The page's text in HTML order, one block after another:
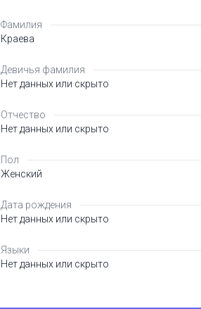
Фамилия
Краева
Девичья фамилия
Нет данных или скрыто
Отчество
Нет данных или скрыто
Пол
Женский
Дата рождения
Нет данных или скрыто
Языки
Нет данных или скрыто